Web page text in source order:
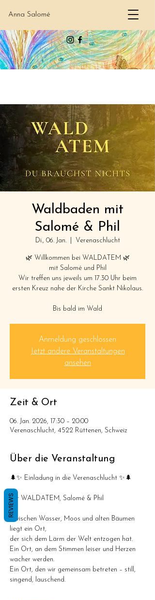
Anna Salomé
Waldbaden mit
Salomé & Phil
Di., 06. Jan.
  |
Verenaschlucht
🌿 Willkommen bei WALDATEM 🌿
mit Salomé und Phil
Wir treffen uns jeweils um 17.30 Uhr beim
ersten Kreuz nahe der Kirche Sankt Nikolaus.
Bis bald im Wald
Anmeldung geschlossen
Jetzt andere Veranstaltungen
ansehen
Zeit & Ort
06. Jan. 2026, 17:30 – 20:00
Verenaschlucht, 4522 Rüttenen, Schweiz
Über die Veranstaltung
🌲✨ Einladung in die Verenaschlucht ✨🌲
mit WALDATEM, Salomé & Phil
Zwischen Wasser, Moos und alten Bäumen
liegt ein Ort,
der sich dem Lärm der Welt entzogen hat.
Ein Ort, an dem Stimmen leiser und Herzen
wacher werden.
Ein Ort, den wir gemeinsam betreten – still,
singend, lauschend.
REVIEWS